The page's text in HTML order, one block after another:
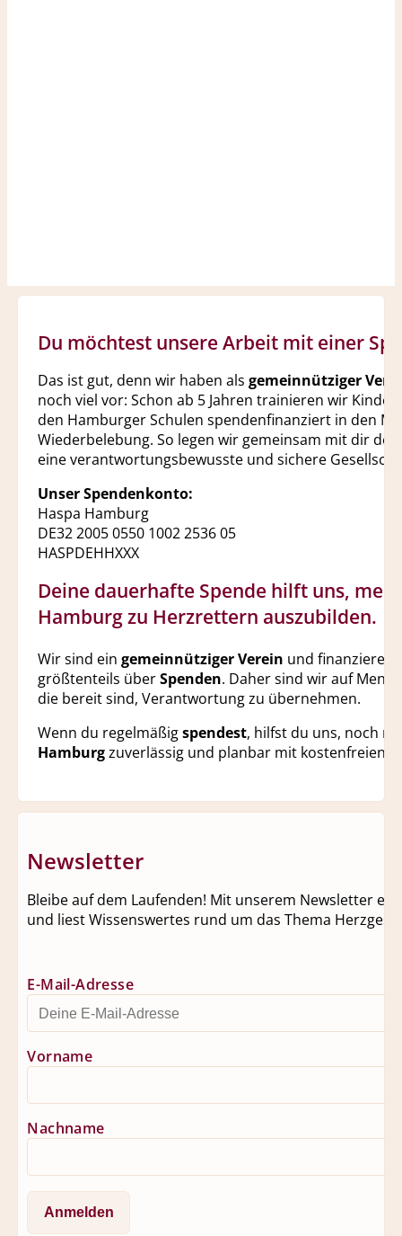
Du möchtest unsere Arbeit mit einer
Das ist gut, denn wir haben alsgemeinnütziger
noch viel vor: Schon ab 5 Jahren trainieren wir Kinder
den Hamburger Schulen spendenfinanziert in den
Wiederbelebung. So legen wir gemeinsam mit dir
eine verantwortungsbewusste und sichere
Unser Spendenkonto:
Haspa Hamburg
DE32 2005 0550 1002 2536 05
HASPDEHHXXX
Deine dauerhafte Spende hilft uns,
Hamburg zu Herzrettern auszubilden.
Wir sind eingemeinnütziger Verein und finanzieren
größtenteils überSpenden. Daher sind wir auf
die bereit sind, Verantwortung zu übernehmen.
Wenn du regelmäßigspendest, hilfst du uns, noch
Hamburgzuverlässig und planbar mit kostenfreien
Newsletter
Bleibe auf dem Laufenden! Mit unserem Newsletter
und liest Wissenswertes rund um das Thema
E-Mail-Adresse
Vorname
Nachname